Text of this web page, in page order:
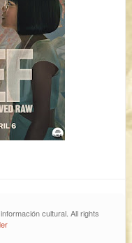
cultural. All rights